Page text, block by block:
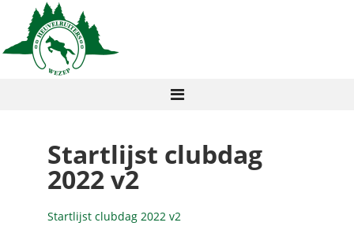
Startlijst clubdag
2022 v2
Startlijst clubdag 2022 v2